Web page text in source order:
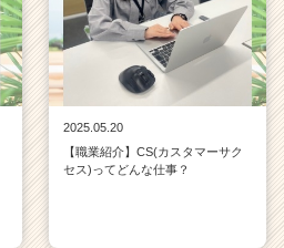
2025.05.20
【職業紹介】CS(カスタマーサク
セス)ってどんな仕事？